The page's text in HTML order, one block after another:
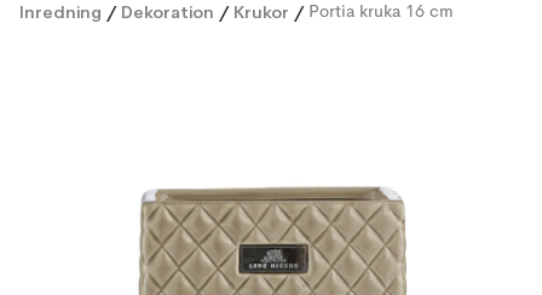
Inredning / Dekoration / Krukor / Portia kruka 16 cm